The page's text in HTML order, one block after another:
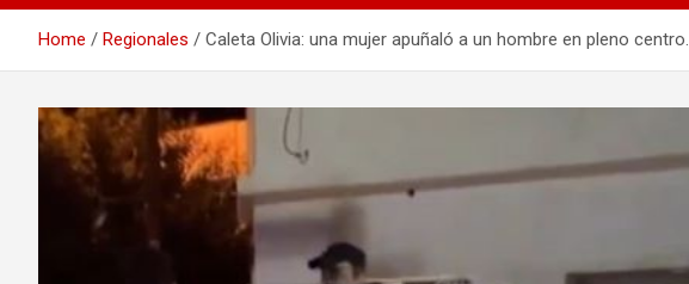
Home Regionales Caleta Olivia: una mujer apuñaló a un hombre en pleno centro.